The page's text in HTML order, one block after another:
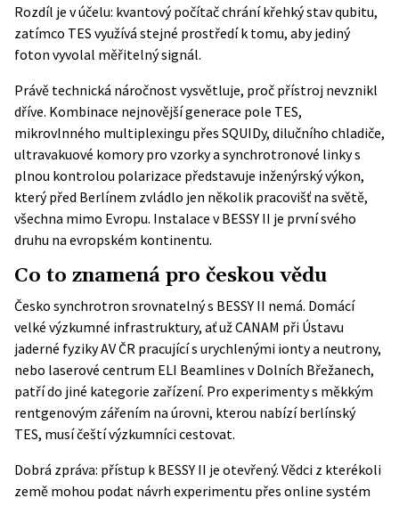
Rozdíl je v účelu: kvantový počítač chrání křehký stav qubitu,
zatímco TES využívá stejné prostředí k tomu, aby jediný
foton vyvolal měřitelný signál.
Právě technická náročnost vysvětluje, proč přístroj nevznikl
dříve. Kombinace nejnovější generace pole TES,
mikrovlnného multiplexingu přes SQUIDy, dilučního chladiče,
ultravakuové komory pro vzorky a synchrotronové linky s
plnou kontrolou polarizace představuje inženýrský výkon,
který před Berlínem zvládlo jen několik pracovišť na světě,
všechna mimo Evropu. Instalace v BESSY II je první svého
druhu na evropském kontinentu.
Co to znamená pro českou vědu
Česko synchrotron srovnatelný s BESSY II nemá. Domácí
velké výzkumné infrastruktury, ať užCANAM při Ústavu
jaderné fyziky AV ČR pracující s urychlenými ionty a neutrony,
nebo laserové centrum ELI Beamlines v Dolních Břežanech,
patří do jiné kategorie zařízení. Pro experimenty s měkkým
rentgenovým zářením na úrovni, kterou nabízí berlínský
TES, musí čeští výzkumníci cestovat.
Dobrá zpráva: přístup k BESSY II je otevřený. Vědci z kterékoli
země mohou podat návrh experimentu přes online systém